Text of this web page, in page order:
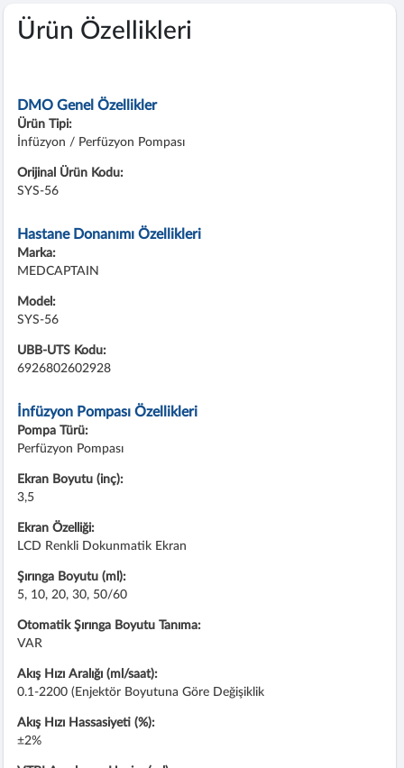
Ürün Özellikleri
DMO Genel Özellikler
Ürün Tipi:
İnfüzyon / Perfüzyon Pompası
Orijinal Ürün Kodu:
SYS-56
Hastane Donanımı Özellikleri
Marka:
MEDCAPTAIN
Model:
SYS-56
UBB-UTS Kodu:
6926802602928
İnfüzyon Pompası Özellikleri
Pompa Türü:
Perfüzyon Pompası
Ekran Boyutu (inç):
3,5
Ekran Özelliği:
LCD Renkli Dokunmatik Ekran
Şırınga Boyutu (ml):
5, 10, 20, 30, 50/60
Otomatik Şırınga Boyutu Tanıma:
VAR
Akış Hızı Aralığı (ml/saat):
0.1-2200 (Enjektör Boyutuna Göre Değişiklik
Akış Hızı Hassasiyeti (%):
±2%